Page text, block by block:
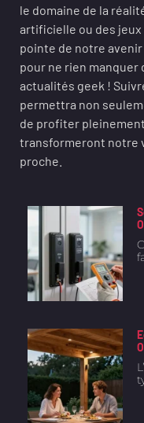
le domaine de la
artificielle ou des jeux
pointe de notre
pour ne rien
actualités geek !
permettra non
de profiter
transformeront notre
proche.